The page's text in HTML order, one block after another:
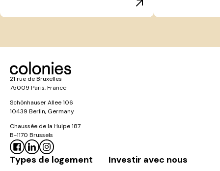
21 rue de Bruxelles
75009 Paris, France
Schönhauser Allee 106
10439 Berlin, Germany
Chaussée de la Hulpe 187
B-1170 Brussels
Types de logement Investir avec nous